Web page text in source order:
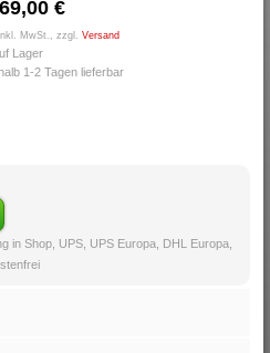
€
MwSt., zzgl. Versand
Lager
1-2 Tagen lieferbar
in Shop, UPS, UPS Europa, DHL Europa,